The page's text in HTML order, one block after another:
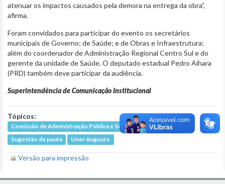
atenuar os impactos causados pela demora na entrega da obra”,
afirma.
Foram convidados para participar do evento os secretários
municipais de Governo; de Saúde; e de Obras e Infraestrutura;
além do coordenador de Administração Regional Centro Sul e do
gerente da unidade de Saúde. O deputado estadual Pedro Aihara
(PRD) também deve participar da audiência.
Superintendência de Comunicação Institucional
Tópicos:
Comissão de Administração Pública e Segurança Pública
Sugestão de pauta
Uner Augusto
Versão para impressão